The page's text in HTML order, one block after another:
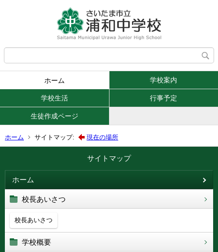
ホーム 学校案内
学校生活 行事予定
生徒作成ページ
ホーム サイトマップ: 現在の場所
サイトマップ
ホーム
校長あいさつ
校長あいさつ
学校概要